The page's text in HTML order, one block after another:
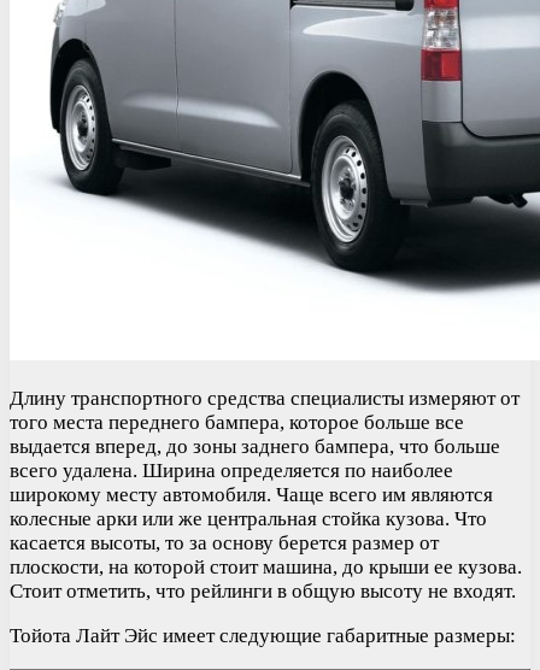
Длину транспортного средства специалисты измеряют от
того места переднего бампера, которое больше все
выдается вперед, до зоны заднего бампера, что больше
всего удалена. Ширина определяется по наиболее
широкому месту автомобиля. Чаще всего им являются
колесные арки или же центральная стойка кузова. Что
касается высоты, то за основу берется размер от
плоскости, на которой стоит машина, до крыши ее кузова.
Стоит отметить, что рейлинги в общую высоту не входят.
Тойота Лайт Эйс имеет следующие габаритные размеры: